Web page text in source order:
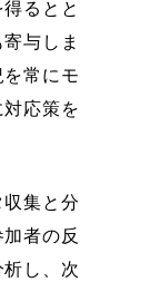
るとと
与しま
常にモ
応策を
集と分
者の反
し、次